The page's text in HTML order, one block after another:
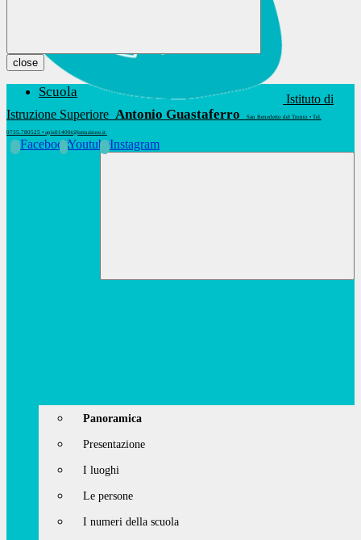
Istituto di
Istruzione Superiore Antonio Guastaferro San Benedetto del Tronto • Tel.
0735.780525 • apis01400t@istruzione.it
FacebookYoutubeInstagram
close
Scuola
Panoramica
Presentazione
I luoghi
Le persone
I numeri della scuola